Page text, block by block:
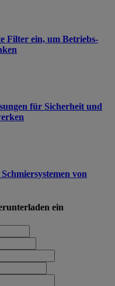
Filter ein, um Betriebs-
für Sicherheit und
von
ein